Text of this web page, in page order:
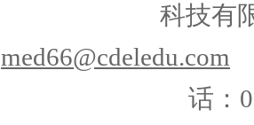
科技有
med66@cdeledu.com
话：